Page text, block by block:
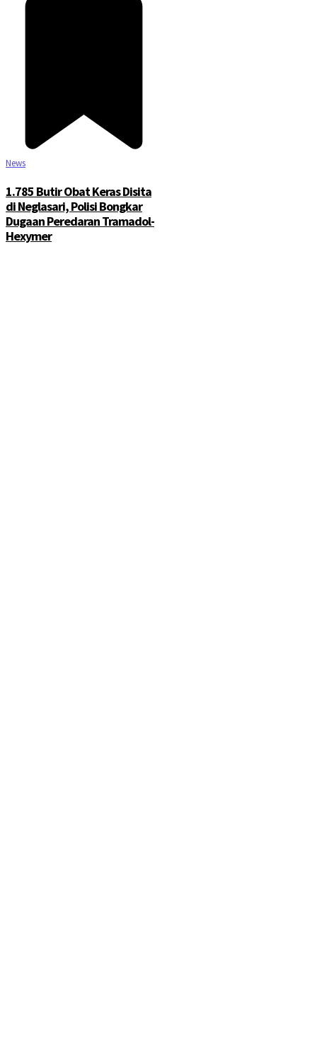
News
1.785 Butir Obat Keras Disita
di Neglasari, Polisi Bongkar
Dugaan Peredaran Tramadol-
Hexymer